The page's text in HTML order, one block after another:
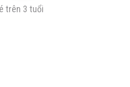
trên 3 tuổi